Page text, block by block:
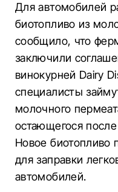
Для автомобилей
биотопливо из
сообщило, что
заключили
винокурней Dairy
специалисты
молочного
остающегося
Новое биотопливо
для заправки
автомобилей.